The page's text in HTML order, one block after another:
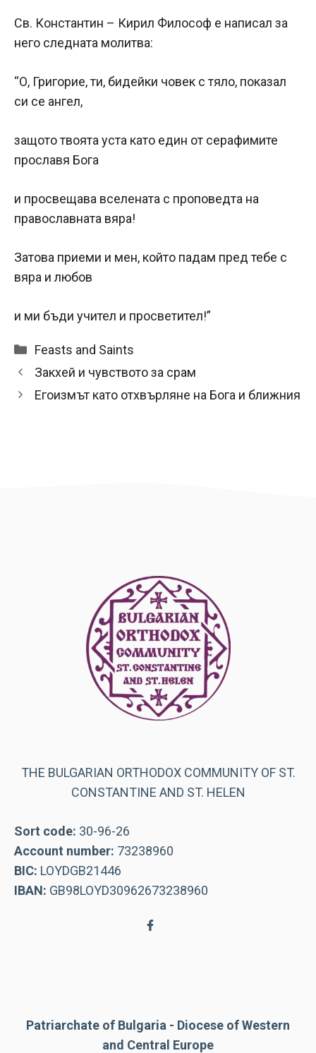
Св. Константин – Кирил Философ е написал за
него следната молитва:
“О, Григорие, ти, бидейки човек стяло, показал
си се ангел,
защото твоята уста като един от серафимите
прославя Бога
и просвещава вселената с проповедта на
православната вяра!
Затова приеми и мен, който падам пред тебе с
вяра и любов
и ми бъди учител и просветител!”
Categories
Feasts and Saints
Закхей и чувството за срам
Егоизмът като отхвърляне на Бога и ближния
THE BULGARIAN ORTHODOX COMMUNITY OF ST.
CONSTANTINE AND ST. HELEN
Sort code: 30-96-26
Account number: 73238960
BIC: LOYDGB21446
IBAN: GB98LOYD30962673238960
Patriarchate of Bulgaria - Diocese of Western
and Central Europe